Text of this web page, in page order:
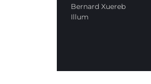
Bernard Xuereb
Illum